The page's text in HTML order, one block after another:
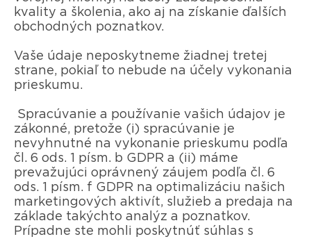
kvality a školenia, ako aj na získanie ďalších
obchodných poznatkov.
Vaše údaje neposkytneme žiadnej tretej
strane, pokiaľ to nebude na účely vykonania
prieskumu.
Spracúvanie a používanie vašich údajov je
zákonné, pretože (i) spracúvanie je
nevyhnutné na vykonanie prieskumu podľa
čl. 6 ods. 1 písm. b GDPR a (ii) máme
prevažujúci oprávnený záujem podľa čl. 6
ods. 1 písm. f GDPR na optimalizáciu našich
marketingových aktivít, služieb a predaja na
základe takýchto analýz a poznatkov.
Prípadne ste mohli poskytnúť súhlas s